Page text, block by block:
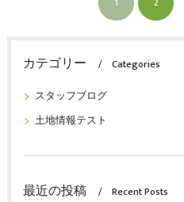
カテゴリー
Categories
スタッフブログ
土地情報テスト
最近の投稿 Recent Posts